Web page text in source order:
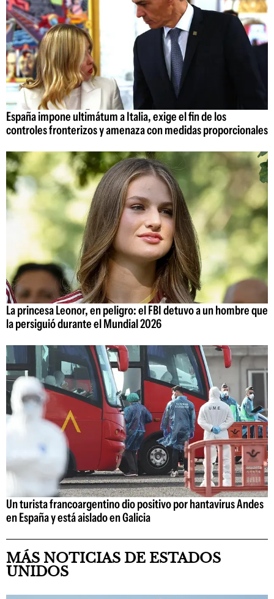
España impone ultimátum a Italia, exige el fin de los
controles fronterizos y amenaza con medidas proporcionales
La princesa Leonor, en peligro: el FBI detuvo a un hombre que
la persiguió durante el Mundial 2026
Un turista francoargentino dio positivo por hantavirus Andes
en España y está aislado en Galicia
MÁS NOTICIAS DE ESTADOS
UNIDOS